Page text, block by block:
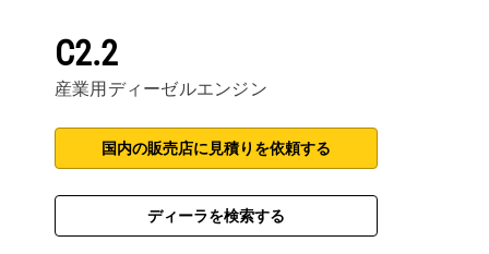
C2.2
産業用ディーゼルエンジン
国内の販売店に見積りを依頼する
ディーラを検索する